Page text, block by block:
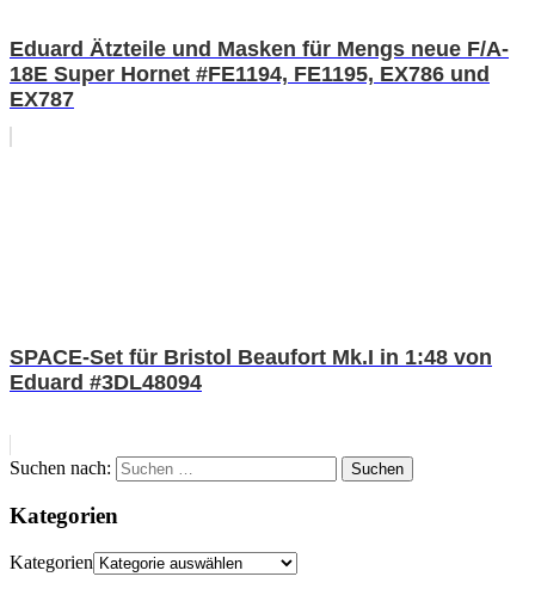
Eduard Ätzteile und Masken für Mengs neue F/A-
18E Super Hornet #FE1194, FE1195, EX786 und
EX787
SPACE-Set für Bristol Beaufort Mk.I in 1:48 von
Eduard #3DL48094
Suchen nach: Suchen
Kategorien
Kategorien